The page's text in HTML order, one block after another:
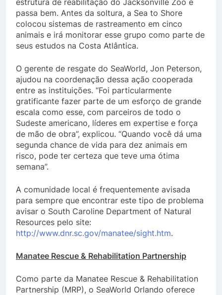
estrutura de reabilitação do Jacksonville Zoo e
passa bem. Antes da soltura, a Sea to Shore
colocou sistemas de rastreamento em cinco
animais e irá monitorar esse grupo como parte de
seus estudos na Costa Atlântica.
O gerente de resgate do SeaWorld, Jon Peterson,
ajudou na coordenação dessa ação cooperada
entre as instituições. “Foi particularmente
gratificante fazer parte de um esforço de grande
escala como esse, com parceiros de todo o
Sudeste americano, líderes em expertise e força
de mão de obra”, explicou. “Quando você dá uma
segunda chance de vida para dez animais em
risco, pode ter certeza que teve uma ótima
semana”.
A comunidade local é frequentemente avisada
para sempre que encontrar este tipo de problema
avisar o South Caroline Department of Natural
Resources pelo site:
http://www.dnr.sc.gov/manatee/sight.htm.
Manatee Rescue & Rehabilitation Partnership
Como parte da Manatee Rescue & Rehabilitation
Partnership (MRP), o SeaWorld Orlando oferece